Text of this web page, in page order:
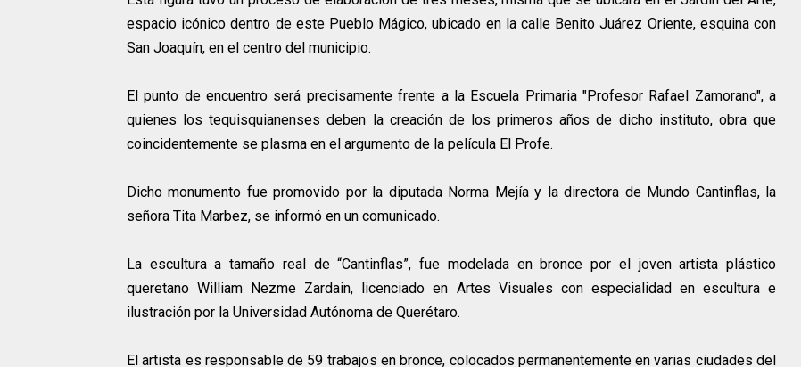
espacio icónico dentro de este Pueblo Mágico, ubicado en la calle Benito Juárez Oriente, esquina con
San Joaquín, en el centro del municipio.
El punto de encuentro será precisamente frente a la Escuela Primaria "Profesor Rafael Zamorano", a
quienes los tequisquianenses deben la creación de los primeros años de dicho instituto, obra que
coincidentemente se plasma en el argumento de la película El Profe.
Dicho monumento fue promovido por la diputada Norma Mejía y la directora de Mundo Cantinflas, la
señora Tita Marbez, se informó en un comunicado.
La escultura a tamaño real de “Cantinflas”, fue modelada en bronce por el joven artista plástico
queretano William Nezme Zardain, licenciado en Artes Visuales con especialidad en escultura e
ilustración por la Universidad Autónoma de Querétaro.
El artista es responsable de 59 trabajos en bronce, colocados permanentemente en varias ciudades del